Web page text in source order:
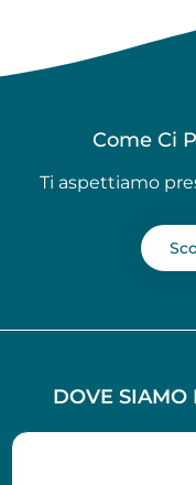
Come Ci
Ti aspettiamo
DOVE SIAMO